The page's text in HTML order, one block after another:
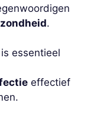
.
essentieel
effectief